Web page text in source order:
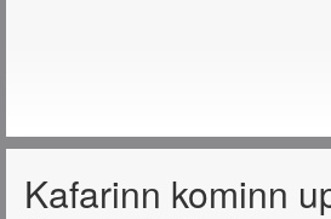
Kafarinn kominn